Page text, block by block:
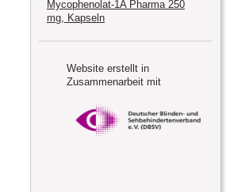
Mycophenolat-1A Pharma 250
mg, Kapseln
Website erstellt in
Zusammenarbeit mit